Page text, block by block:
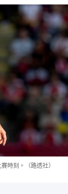
時刻。（路透社）